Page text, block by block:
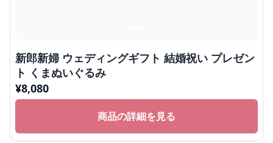
新郎新婦 ウェディングギフト 結婚祝い プレゼン
ト くまぬいぐるみ
¥8,080
商品の詳細を見る